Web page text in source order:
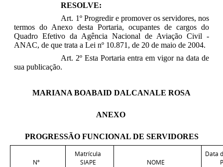
RESOLVE:
Art. 1º Progredir e promover os servidores, nos
termos do Anexo desta Portaria, ocupantes de cargos do
Quadro Efetivo da Agência Nacional de Aviação Civil -
ANAC, de que trata a Lei nº 10.871, de 20 de maio de 2004.
Art. 2º Esta Portaria entra em vigor na data de
sua publicação.
MARIANA BOABAID DALCANALE ROSA
ANEXO
PROGRESSÃO FUNCIONAL DE SERVIDORES
Nº
Matrícula
SIAPE
NOME
Data